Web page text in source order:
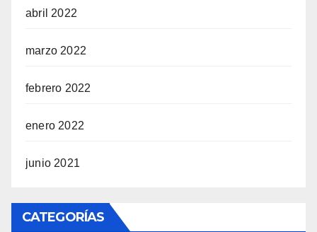
abril 2022
marzo 2022
febrero 2022
enero 2022
junio 2021
CATEGORÍAS